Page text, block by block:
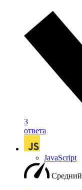
3
ответа
JavaScript
Средний